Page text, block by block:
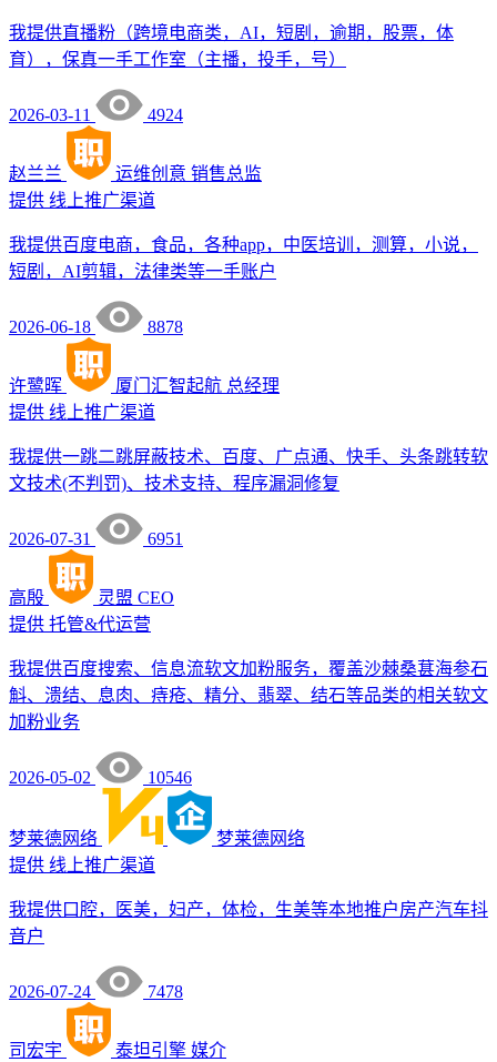
我提供直播粉（跨境电商类，AI，短剧，逾期，股票，体
育），保真一手工作室（主播，投手，号）
2026-03-11 4924
赵兰兰 运维创意 销售总监
提供 线上推广渠道
我提供百度电商，食品，各种app，中医培训，测算，小说，
短剧，AI剪辑，法律类等一手账户
2026-06-18 8878
许鹭晖 厦门汇智起航 总经理
提供 线上推广渠道
我提供一跳二跳屏蔽技术、百度、广点通、快手、头条跳转软
文技术(不判罚)、技术支持、程序漏洞修复
2026-07-31 6951
高殷 灵盟 CEO
提供 托管&代运营
我提供百度搜索、信息流软文加粉服务，覆盖沙棘桑葚海参石
斛、溃结、息肉、痔疮、精分、翡翠、结石等品类的相关软文
加粉业务
2026-05-02 10546
梦莱德网络
梦莱德网络
提供 线上推广渠道
我提供口腔，医美，妇产，体检，生美等本地推户房产汽车抖
音户
2026-07-24 7478
司宏宇 泰坦引擎 媒介